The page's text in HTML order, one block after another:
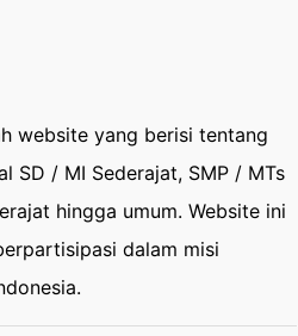
website yang berisi tentang
SD / MI Sederajat, SMP / MTs
hingga umum. Website ini
dalam misi